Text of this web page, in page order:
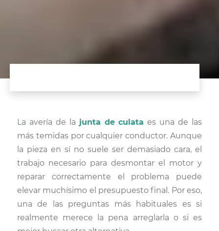
La avería de la junta de culata es una de las
más temidas por cualquier conductor. Aunque
la pieza en sí no suele ser demasiado cara, el
trabajo necesario para desmontar el motor y
reparar correctamente el problema puede
elevar muchísimo el presupuesto final. Por eso,
una de las preguntas más habituales es si
realmente merece la pena arreglarla o si es